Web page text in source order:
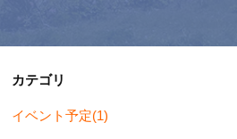
カテゴリ
イベント予定(1)